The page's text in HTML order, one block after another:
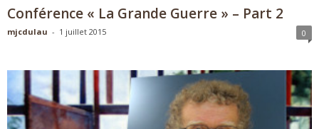
Conférence « La Grande Guerre » – Part 2
mjcdulau - 1 juillet 2015 0